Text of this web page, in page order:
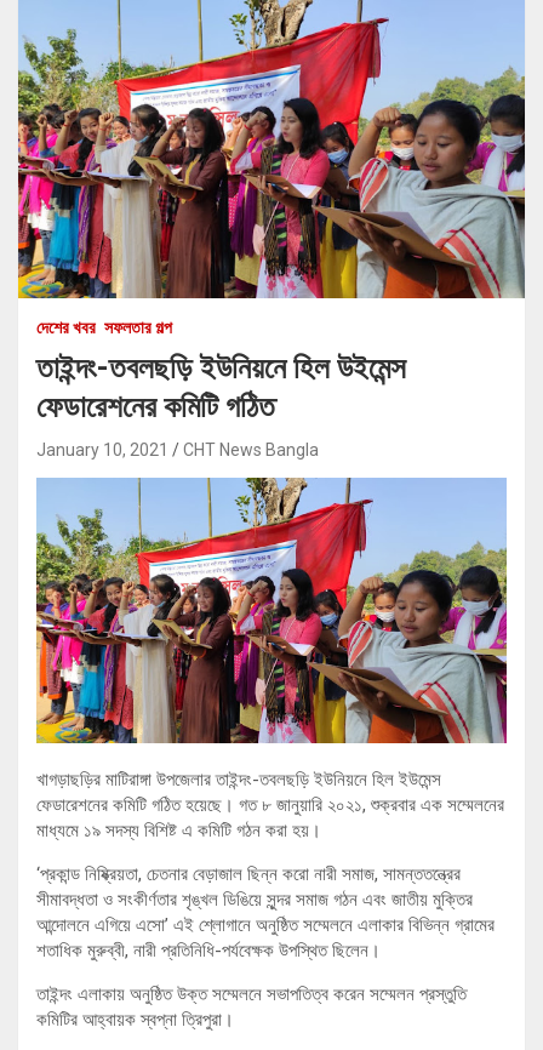
দেশের খবর সফলতার গল্প
তাইন্দং-তবলছড়ি ইউনিয়নে হিল উইমেন্স
ফেডারেশনের কমিটি গঠিত
January 10, 2021 CHT News Bangla
খাগড়াছড়ির মাটিরাঙ্গা উপজেলার তাইন্দং-তবলছড়ি ইউনিয়নে হিল ইউমেন্স
ফেডারেশনের কমিটি গঠিত হয়েছে। গত ৮ জানুয়ারি ২০২১, শুক্রবার এক সম্মেলনের
মাধ্যমে ১৯ সদস্য বিশিষ্ট এ কমিটি গঠন করা হয়।
‘প্রকান্ড নিষ্ক্রিয়তা, চেতনার বেড়াজাল ছিন্ন করো নারী সমাজ, সামন্ততন্ত্রের
সীমাবদ্ধতা ও সংকীর্ণতার শৃঙ্খল ডিঙিয়ে সুন্দর সমাজ গঠন এবং জাতীয় মুক্তির
আন্দোলনে এগিয়ে এসো’ এই শ্লোগানে অনুষ্ঠিত সম্মেলনে এলাকার বিভিন্ন গ্রামের
শতাধিক মুরুব্বী, নারী প্রতিনিধি-পর্যবেক্ষক উপস্থিত ছিলেন।
তাইন্দং এলাকায় অনুষ্ঠিত উক্ত সম্মেলনে সভাপতিত্ব করেন সম্মেলন প্রস্তুতি
কমিটির আহ্বায়ক স্বপ্না ত্রিপুরা।